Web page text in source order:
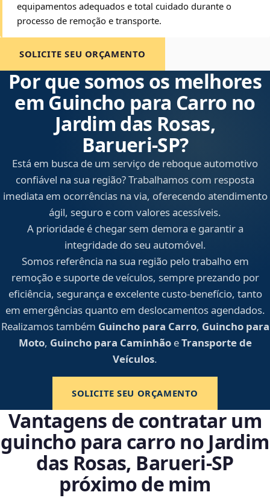
equipamentos adequados e total cuidado durante o
processo de remoção e transporte.
SOLICITE SEU ORÇAMENTO
Por que somos os melhores
em Guincho para Carro no
Jardim das Rosas,
Barueri‑SP?
Está em busca de um serviço de reboque automotivo
confiável na sua região? Trabalhamos com resposta
imediata em ocorrências na via, oferecendo atendimento
ágil, seguro e com valores acessíveis.
A prioridade é chegar sem demora e garantir a
integridade do seu automóvel.
Somos referência na sua região pelo trabalho em
remoção e suporte de veículos, sempre prezando por
eficiência, segurança e excelente custo-benefício, tanto
em emergências quanto em deslocamentos agendados.
Realizamos também Guincho para Carro, Guincho para
Moto, Guincho para CaminhãoeTransporte de
Veículos.
SOLICITE SEU ORÇAMENTO
Vantagens de contratar um
guincho para carro no Jardim
das Rosas, Barueri‑SP
próximo de mim